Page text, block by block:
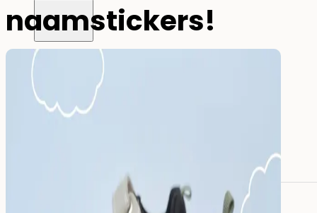
Alle naamstickers
Naamstickers
Andere toepassingen:
naamstickers!